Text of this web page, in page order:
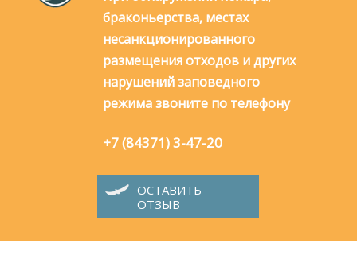
браконьерства, местах
несанкционированного
размещения отходов и других
нарушений заповедного
режима звоните по телефону
+7 (84371) 3-47-20
ОСТАВИТЬ
ОТЗЫВ